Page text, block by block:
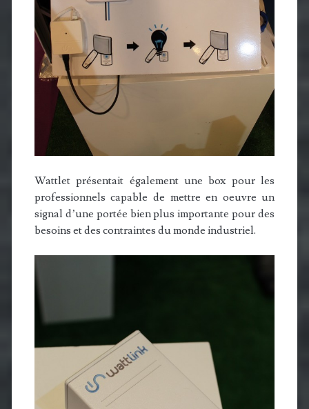
Wattlet présentait également une box pour les
professionnels capable de mettre en oeuvre un
signal d’une portée bien plus importante pour des
besoins et des contraintes du monde industriel.